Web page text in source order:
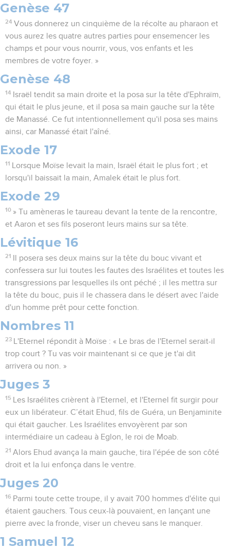
Genèse 47
24 Vous donnerez un cinquième de la récolte au pharaon et
vous aurez les quatre autres parties pour ensemencer les
champs et pour vous nourrir, vous, vos enfants et les
membres de votre foyer. »
Genèse 48
14
Israël tendit sa main droite et la posa sur la tête d'Ephraïm,
qui était le plus jeune, et il posa sa main gauche sur la tête
de Manassé. Ce fut intentionnellement qu'il posa ses mains
ainsi, car Manassé était l'aîné.
Exode 17
11
Lorsque Moïse levait la main, Israël était le plus fort ; et
lorsqu'il baissait la main, Amalek était le plus fort.
Exode 29
10 » Tu amèneras le taureau devant la tente de la rencontre,
et Aaron et ses fils poseront leurs mains sur sa tête.
Lévitique 16
21
Il posera ses deux mains sur la tête du bouc vivant et
confessera sur lui toutes les fautes des Israélites et toutes les
transgressions par lesquelles ils ont péché ; il les mettra sur
la tête du bouc, puis il le chassera dans le désert avec l'aide
d'un homme prêt pour cette fonction.
Nombres 11
23
L'Eternel répondit à Moïse : « Le bras de l'Eternel serait-il
trop court ? Tu vas voir maintenant si ce que je t'ai dit
arrivera ou non. »
Juges 3
15
Les Israélites crièrent à l'Eternel, et l'Eternel fit surgir pour
eux un libérateur. C’était Ehud, fils de Guéra, un Benjaminite
qui était gaucher. Les Israélites envoyèrent par son
intermédiaire un cadeau à Eglon, le roi de Moab.
21 Alors Ehud avança la main gauche, tira l'épée de son côté
droit et la lui enfonça dans le ventre.
Juges 20
16 Parmi toute cette troupe, il y avait 700 hommes d'élite qui
étaient gauchers. Tous ceux-là pouvaient, en lançant une
pierre avec la fronde, viser un cheveu sans le manquer.
1 Samuel 12